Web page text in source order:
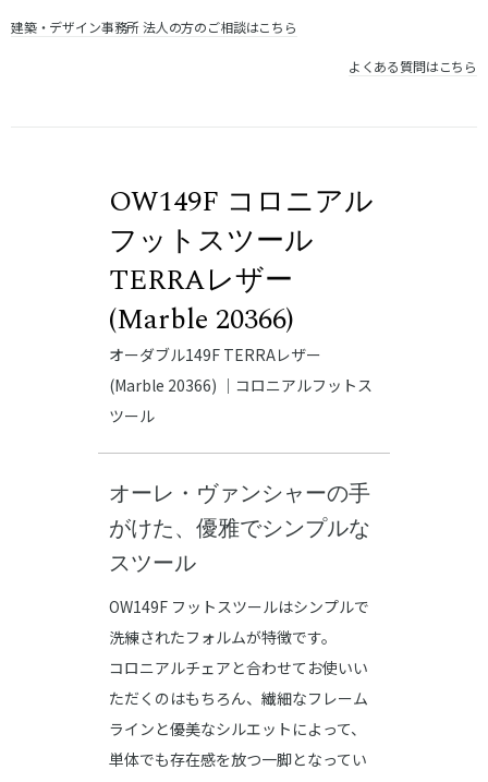
建築・デザイン事務所 法人の方のご相談はこちら
よくある質問はこちら
OW149F コロニアル
フットスツール
TERRAレザー
(Marble 20366)
オーダブル149F TERRAレザー
(Marble 20366) ｜コロニアルフットス
ツール
オーレ・ヴァンシャーの手
がけた、優雅でシンプルな
スツール
OW149F フットスツールはシンプルで
洗練されたフォルムが特徴です。
コロニアルチェアと合わせてお使いい
ただくのはもちろん、繊細なフレーム
ラインと優美なシルエットによって、
単体でも存在感を放つ一脚となってい